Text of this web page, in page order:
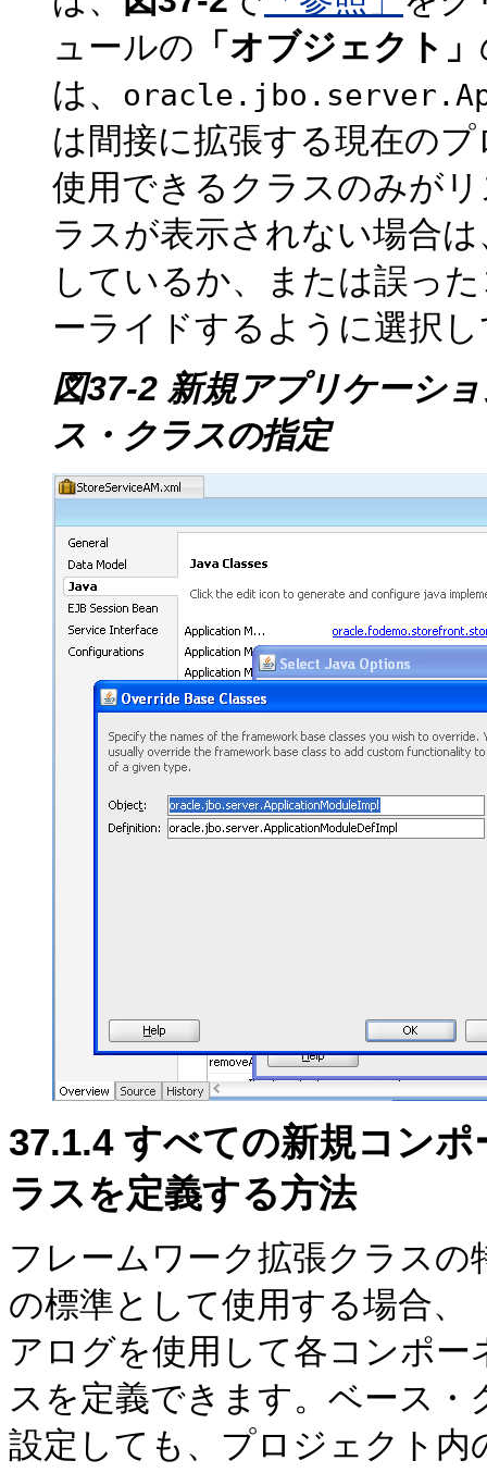
ュールの 「オブジェクト」
は、
は間接に拡張する現在の
使用できるクラスのみが
ラスが表示されない場合
しているか、または誤っ
ーライドするように選択
図37-2 新規アプリケーシ
ス・クラスの指定
37.1.4 すべての新規コン
ラスを定義する方法
フレームワーク拡張クラス
の標準として使用する場合
アログを使用して各コンポ
スを定義できます。ベース
設定しても、プロジェクト